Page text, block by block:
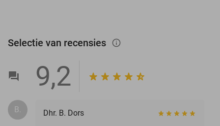
Selectie van recensies info_outlined
9,2
B. Dhr. B. Dors